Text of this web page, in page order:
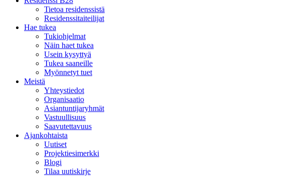
Tietoa residenssistä
Residenssitaiteilijat
Hae tukea
Tukiohjelmat
Näin haet tukea
Usein kysyttyä
Tukea saaneille
Myönnetyt tuet
Meistä
Yhteystiedot
Organisaatio
Asiantuntijaryhmät
Vastuullisuus
Saavutettavuus
Ajankohtaista
Uutiset
Projektiesimerkki
Blogi
Tilaa uutiskirje